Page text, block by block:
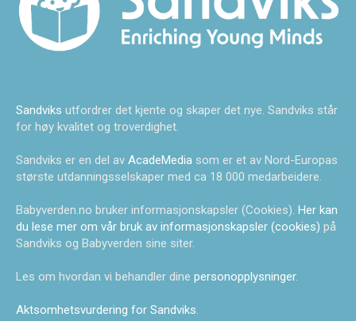
Sandviks utfordrer det kjente og skaper det nye. Sandviks står
for høy kvalitet og troverdighet.
Sandviks er en del av AcadeMedia som er et av Nord-Europas
største utdanningsselskaper med ca 18 000 medarbeidere.
Babyverden.no bruker informasjonskapsler (Cookies). Her kan
du lese mer om vår bruk av informasjonskapsler (cookies) på
Sandviks og Babyverden sine siter.
Les om hvordan vi behandler dine personopplysninger.
Aktsomhetsvurdering for Sandviks.